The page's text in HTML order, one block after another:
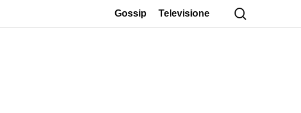
Gossip Televisione